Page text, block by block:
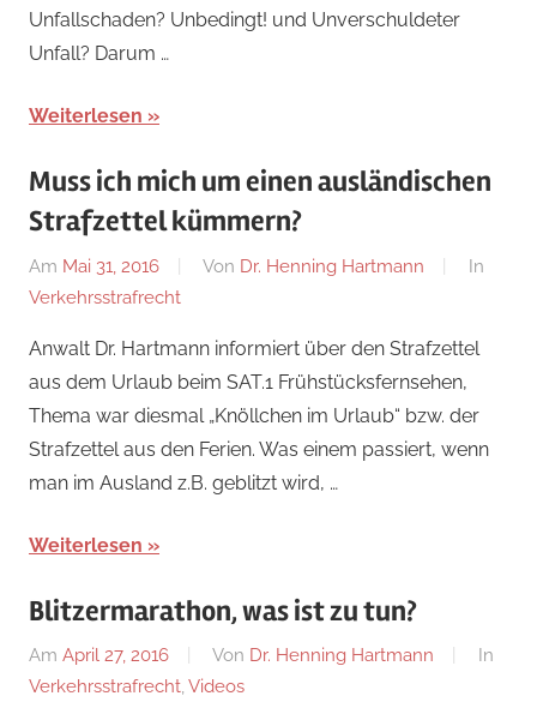
Unfallschaden? Unbedingt! und Unverschuldeter
Unfall? Darum …
Weiterlesen
Muss ich mich um einen ausländischen
Strafzettel kümmern?
Am Mai 31, 2016 Von Dr. Henning Hartmann
In
Verkehrsstrafrecht
Anwalt Dr. Hartmann informiert über den Strafzettel
aus dem Urlaub beim SAT.1 Frühstücksfernsehen,
Thema war diesmal „Knöllchen im Urlaub“ bzw. der
Strafzettel aus den Ferien. Was einem passiert, wenn
man im Ausland z.B. geblitzt wird, …
Weiterlesen
Blitzermarathon, was ist zu tun?
Am April 27, 2016 Von Dr. Henning Hartmann
In
Verkehrsstrafrecht, Videos